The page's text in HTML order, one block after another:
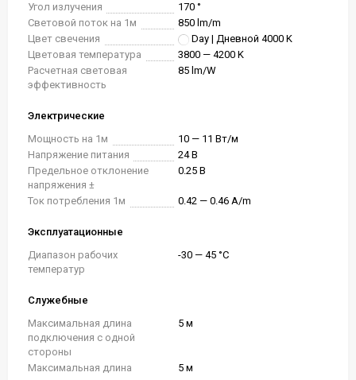
Угол излучения
170 °
Световой поток на 1м
850 lm/m
Цвет свечения
Day | Дневной 4000 K
Цветовая температура
3800 — 4200 K
Расчетная световая
эффективность
85 lm/W
Электрические
Мощность на 1м
10 — 11 Вт/м
Напряжение питания
24 В
Предельное отклонение
напряжения ±
0.25 В
Ток потребления 1м 0.42 — 0.46 A/m
Эксплуатационные
Диапазон рабочих
температур
-30 — 45 °C
Служебные
Максимальная длина
подключения с одной
стороны
5 м
Максимальная длина
5 м